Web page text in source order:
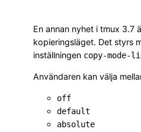
En annan nyhet i tmux 3.7
kopieringsläget. Det styrs
inställningen copy-mode-
Användaren kan välja
off
default
absolute